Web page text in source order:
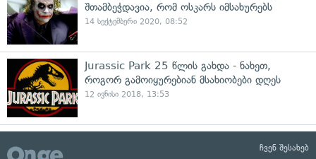
შთამბეჭდავია, რომ ოსკარს იმსახურებს
14 სექტემბერი 2020, 08:52
Jurassic Park 25 წლის გახდა - ნახეთ,
როგორ გამოიყურებიან მსახიობები დღეს
12 ივნისი 2018, 13:53
ჩვენ შესახებ